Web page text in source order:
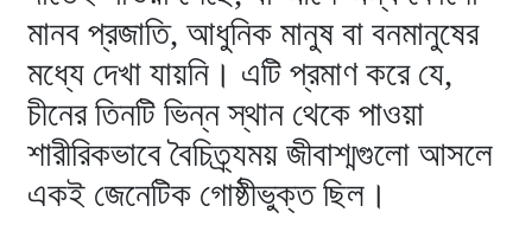
মানব প্রজাতি, আধুনিক মানুষ বা বনমানুষের
মধ্যে দেখা যায়নি। এটি প্রমাণ করে যে,
চীনের তিনটি ভিন্ন স্থান থেকে পাওয়া
শারীরিকভাবে বৈচিত্র্যময় জীবাশ্মগুলো আসলে
একই জেনেটিক গোষ্ঠীভুক্ত ছিল।